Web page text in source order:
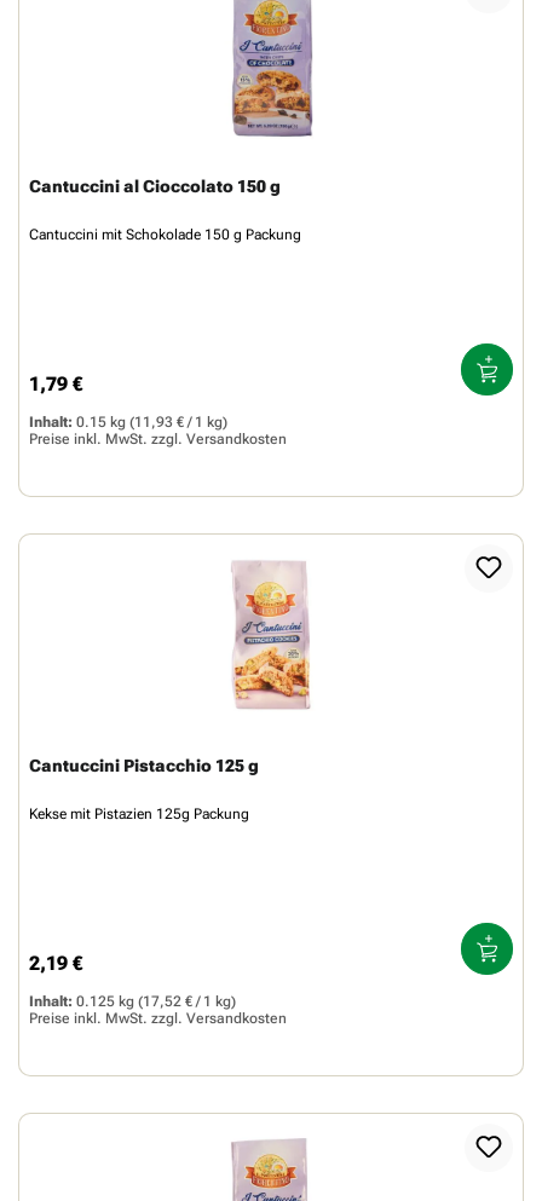
Cantuccini al Cioccolato 150 g
Cantuccini mit Schokolade 150 g Packung
Regulärer Preis:
1,79 €
Inhalt: 0.15 kg (11,93 € / 1 kg)
Preise inkl. MwSt. zzgl. Versandkosten
Cantuccini Pistacchio 125 g
Kekse mit Pistazien 125g Packung
Regulärer Preis:
2,19 €
Inhalt: 0.125 kg (17,52 € / 1 kg)
Preise inkl. MwSt. zzgl. Versandkosten